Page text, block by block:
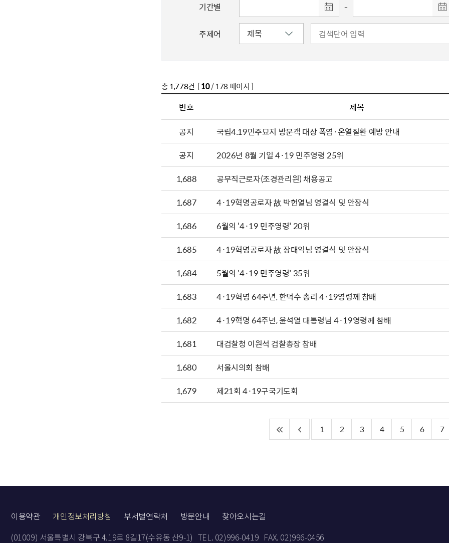
기간별 -
주제어
총1,778건 [10/ 178 페이지 ]
번호 제목
공지
국립4.19민주묘지 방문객 대상 폭염·온열질환 예방 안내
공지
2026년 8월 기일 4·19 민주영령 25위
1,688
공무직근로자(조경관리원) 채용공고
1,687
4·19혁명공로자 故 박헌열님 영결식 및 안장식
1,686
6월의 '4·19 민주영령' 20위
1,685
4·19혁명공로자 故 장태익님 영결식 및 안장식
1,684
5월의 '4·19 민주영령' 35위
1,683
4·19혁명 64주년, 한덕수 총리 4·19영령께 참배
1,682
4·19혁명 64주년, 윤석열 대통령님 4·19영령께 참배
1,681
대검찰청 이원석 검찰총장 참배
1,680
서울시의회 참배
1,679
제21회 4·19구국기도회
1 2 3 4 5 6 7
이용약관 개인정보처리방침 부서별연락처 방문안내 찾아오시는길
(01009) 서울특별시 강북구 4.19로 8길17(수유동 산9-1) TEL. 02)996-0419 FAX. 02)996-0456